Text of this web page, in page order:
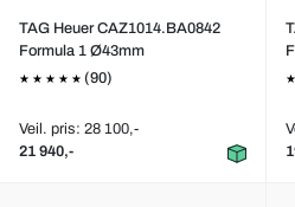
TAG Heuer CAZ1014.BA0842
Formula 1 Ø43mm
(90)
Veil. pris: 28 100,-
21 940,-